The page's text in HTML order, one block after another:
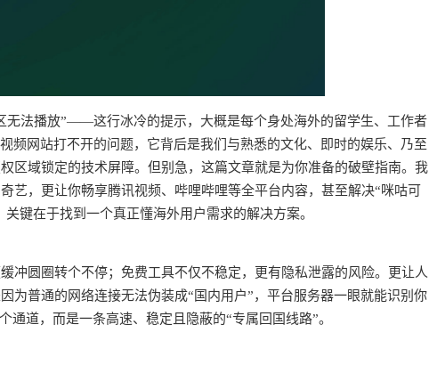
无法播放”——这行冰冷的提示，大概是每个身处海外的留学生、工作者
频网站打不开的问题，它背后是我们与熟悉的文化、即时的娱乐、乃至
区域锁定的技术屏障。但别急，这篇文章就是为你准备的破壁指南。我
艺，更让你畅享腾讯视频、哔哩哔哩等全平台内容，甚至解决“咪咕可
键在于找到一个真正懂海外用户需求的解决方案。
冲圆圈转个不停；免费工具不仅不稳定，更有隐私泄露的风险。更让人
为普通的网络连接无法伪装成“国内用户”，平台服务器一眼就能识别你
道，而是一条高速、稳定且隐蔽的“专属回国线路”。